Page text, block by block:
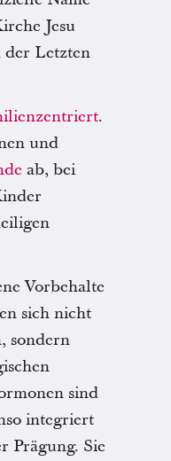
Jesu
Letzten
.
und
ab, bei
Vorbehalte
sich nicht
sondern
sind
integriert
Prägung. Sie